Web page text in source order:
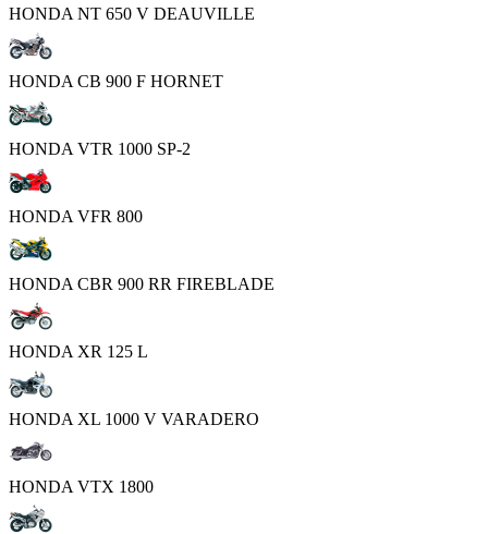
HONDA NT 650 V DEAUVILLE
HONDA CB 900 F HORNET
HONDA VTR 1000 SP-2
HONDA VFR 800
HONDA CBR 900 RR FIREBLADE
HONDA XR 125 L
HONDA XL 1000 V VARADERO
HONDA VTX 1800